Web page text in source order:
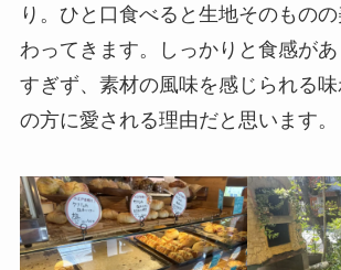
り。ひと口食べると生地そのもの
わってきます。しっかりと食感が
すぎず、素材の風味を感じられる味
の方に愛される理由だと思います。